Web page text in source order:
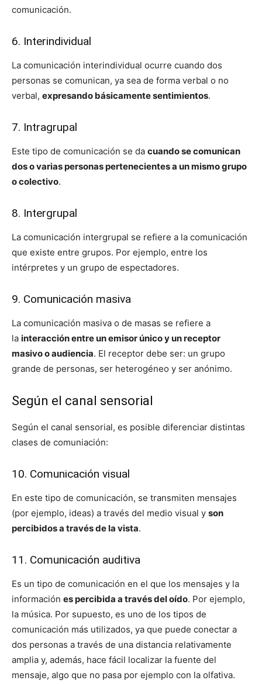
comunicación.
6. Interindividual
La comunicación interindividual ocurre cuando dos
personas se comunican, ya sea de forma verbal o no
verbal, expresando básicamente sentimientos.
7. Intragrupal
Este tipo de comunicación se da cuando se comunican
dos o varias personas pertenecientes a un mismo grupo
o colectivo.
8. Intergrupal
La comunicación intergrupal se refiere a la comunicación
que existe entre grupos. Por ejemplo, entre los
intérpretes y un grupo de espectadores.
9. Comunicación masiva
La comunicación masiva o de masas se refiere a
la interacción entre un emisor único y un receptor
masivo o audiencia. El receptor debe ser: un grupo
grande de personas, ser heterogéneo y ser anónimo.
Según el canal sensorial
Según el canal sensorial, es posible diferenciar distintas
clases de comuniación:
10. Comunicación visual
En este tipo de comunicación, se transmiten mensajes
(por ejemplo, ideas) a través del medio visual y son
percibidos a través de la vista.
11. Comunicación auditiva
Es un tipo de comunicación en el que los mensajes y la
información es percibida a través del oído. Por ejemplo,
la música. Por supuesto, es uno de los tipos de
comunicación más utilizados, ya que puede conectar a
dos personas a través de una distancia relativamente
amplia y, además, hace fácil localizar la fuente del
mensaje, algo que no pasa por ejemplo con la olfativa.